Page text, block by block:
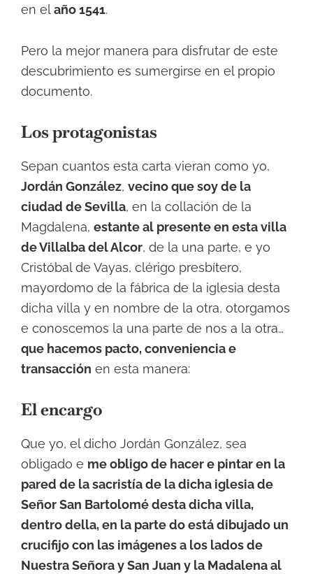
en elaño 1541.
Pero la mejor manera para disfrutar de este
descubrimiento es sumergirse en el propio
documento.
Los protagonistas
Sepan cuantos esta carta vieran como yo,
Jordán González, vecino que soy de la
ciudad de Sevilla, en la collación de la
Magdalena, estante al presente en esta villa
de Villalba del Alcor, de la una parte, e yo
Cristóbal de Vayas, clérigo presbítero,
mayordomo de la fábrica de la iglesia desta
dicha villa y en nombre de la otra, otorgamos
e conoscemos la una parte de nos a la otra…
que hacemos pacto, conveniencia e
transacción en esta manera:
El encargo
Que yo, el dicho Jordán González, sea
obligado e me obligo de hacer e pintar en la
pared de la sacristía de la dicha iglesia de
Señor San Bartolomé desta dicha villa,
dentro della, en la parte do está dibujado un
crucifijo con las imágenes a los lados de
Nuestra Señora y San Juan y la Madalena al